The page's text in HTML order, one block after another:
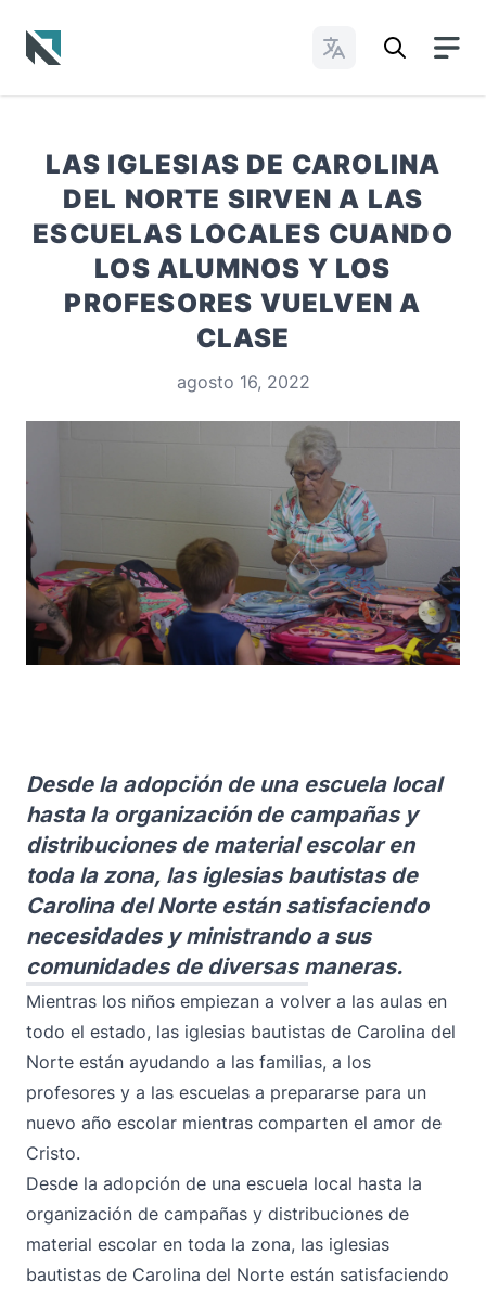
Cambiar idioma
LAS IGLESIAS DE CAROLINA
DEL NORTE SIRVEN A LAS
ESCUELAS LOCALES CUANDO
LOS ALUMNOS Y LOS
PROFESORES VUELVEN A
CLASE
agosto 16, 2022
Desde la adopción de una escuela local
hasta la organización de campañas y
distribuciones de material escolar en
toda la zona, las iglesias bautistas de
Carolina del Norte están satisfaciendo
necesidades y ministrando a sus
comunidades de diversas maneras.
Mientras los niños empiezan a volver a las aulas en
todo el estado, las iglesias bautistas de Carolina del
Norte están ayudando a las familias, a los
profesores y a las escuelas a prepararse para un
nuevo año escolar mientras comparten el amor de
Cristo.
Desde la adopción de una escuela local hasta la
organización de campañas y distribuciones de
material escolar en toda la zona, las iglesias
bautistas de Carolina del Norte están satisfaciendo